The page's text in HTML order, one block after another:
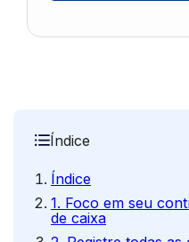
Índice
Índice
1. Foco em seu
de caixa